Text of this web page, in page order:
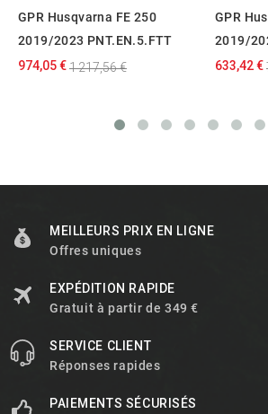
GPR Husqvarna FE 250
2019/2023 PNT.EN.5.FTT
974,05 €1 217,56 €
GPR
2019/
633,42 €
MEILLEURS PRIX EN LIGNE
Offres uniques
EXPÉDITION RAPIDE
Gratuit à partir de 349 €
SERVICE CLIENT
Réponses rapides
PAIEMENTS SÉCURISÉS